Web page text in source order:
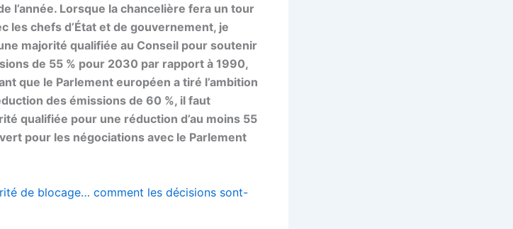
l’année. Lorsque la chancelière fera un tour
les chefs d’État et de gouvernement, je
majorité qualifiée au Conseil pour soutenir
de 55 % pour 2030 par rapport à 1990,
que le Parlement européen a tiré l’ambition
des émissions de 60 %, il faut
qualifiée pour une réduction d’au moins 55
pour les négociations avec le Parlement
de blocage… comment les décisions sont-